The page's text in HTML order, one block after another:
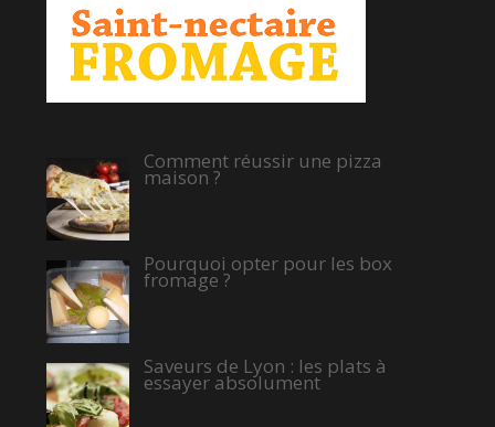
Comment réussir une pizza
maison ?
Pourquoi opter pour les box
fromage ?
Saveurs de Lyon : les plats à
essayer absolument